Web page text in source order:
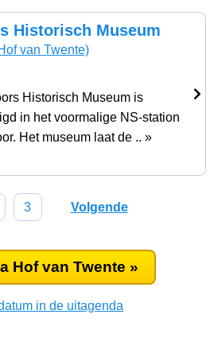
Historisch Museum
van Twente)
Historisch Museum is
in het voormalige NS-station
Het museum laat de .. »
3 Volgende
Hof van Twente »
in de uitagenda